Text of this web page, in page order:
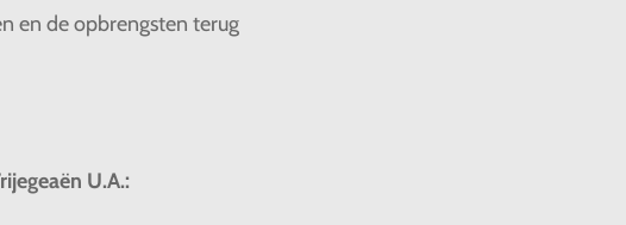
en de opbrengsten terug
U.A.: